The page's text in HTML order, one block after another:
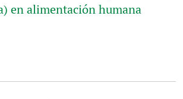
en alimentación humana